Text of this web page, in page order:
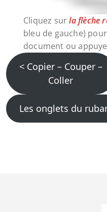
Cliquez surla flèche
bleu de gauche)
document ou
< Copier – Couper –
Coller
Les onglets du